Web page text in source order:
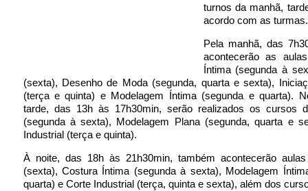
turnos da manhã,
acordo com as turmas.
Pela manhã, das
acontecerão as
Íntima (segunda à
(sexta), Desenho de Moda (segunda, quarta e sexta),
(terça e quinta) e Modelagem Íntima (segunda e quarta).
tarde, das 13h às 17h30min, serão realizados os cursos
(segunda à sexta), Modelagem Plana (segunda, quarta e
Industrial (terça e quinta).
À noite, das 18h às 21h30min, também acontecerão
(sexta), Costura Íntima (segunda à sexta), Modelagem
quarta) e Corte Industrial (terça, quinta e sexta), além dos